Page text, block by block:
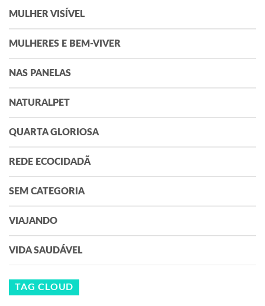
MULHER VISÍVEL
MULHERES E BEM-VIVER
NAS PANELAS
NATURALPET
QUARTA GLORIOSA
REDE ECOCIDADÃ
SEM CATEGORIA
VIAJANDO
VIDA SAUDÁVEL
TAG CLOUD